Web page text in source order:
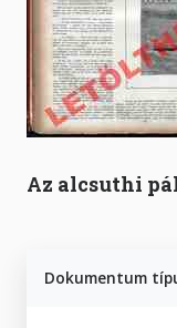
Az alcsuthi
Dokumentum